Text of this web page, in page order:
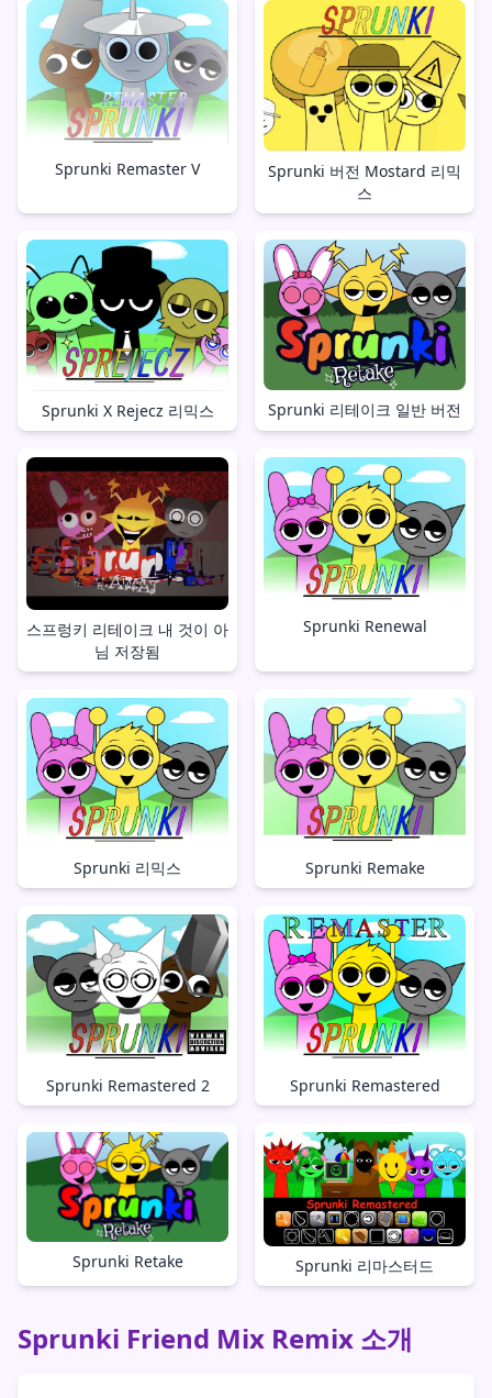
Sprunki Remaster V
Sprunki 버전 Mostard 리믹
스
Sprunki X Rejecz 리믹스 Sprunki 리테이크 일반 버전
스프렁키 리테이크 내 것이 아
님 저장됨
Sprunki Renewal
Sprunki 리믹스 Sprunki Remake
Sprunki Remastered 2 Sprunki Remastered
Sprunki Retake Sprunki 리마스터드
Sprunki Friend Mix Remix 소개